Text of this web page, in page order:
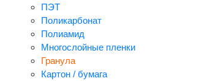
ПЭТ
Поликарбонат
Полиамид
Многослойные пленки
Гранула
Картон / бумага